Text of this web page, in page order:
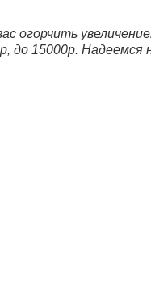
огорчить
до 15000р. Надеемся